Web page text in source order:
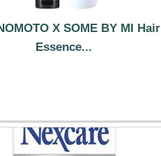
X SOME BY MI Hair
Essence...